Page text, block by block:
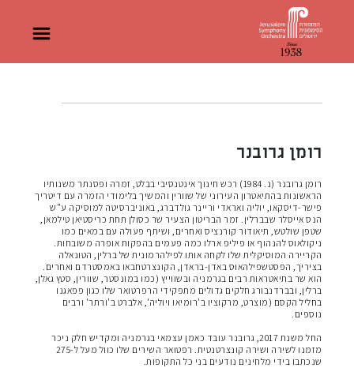
רומן גרובנר
רומן גרובנר (נ. 1984) רכש חינוך אינטנסיבי בבלט, זמרה ופסנתר משנותיו
הראשונות בהתיאטרון העירוני של שוורין והמשיך בלימודי הזמרה עם דיטריך
פישר-דיסקאו, יוליה ואראדי וריינר גולדברג, באוניברסיטה למוסיקה ע"ש
הנס אייסלר שבברלין. זמר הבריטון הצעיר שר כסולן תחת כריסטיאן טילמאן,
שטפן שולטש, תיאודור קורנציס ואחרים, ושיתף פעולה עם במאים כמו
ניקולאוס להנהוף או פיליפ ארלו כמה פעמים בהפקות אופרה משובחות.
הקריירה המוסיקלית שלו לקחה אותו לפילהרמונית של ברלין, הטונאלה
בציריך, הפסטשפילהאוס באדן-בראדן, הקונצרטחבאו באמסטרדם ואחרים.
הוא שר בתיאטראות רבים בגרמניה ובשווייץ (כמו במונסטר, שוורין, סטץ גאלן,
ברלין, ובברדנבורג חלקים גדולים מתפקידי הרפרטואר שלו כגון פפאגנו
בחליל הקסם (מוצרט, מרקוציו ב'רומיאו ויוליה', אלברט ב'ורתר' ורבים
נוספים.
החל משנת 2017, גרובנר עובד כאמן עצמאי בגרמניה ומקדיש חלק ניכר
מזמנו לשירה ושירה קונצרטנטית. רפטואר השירים שלו כוול מעל ל-275
שנכתבו בידי מלחינים נודעים בני כל התקופות.